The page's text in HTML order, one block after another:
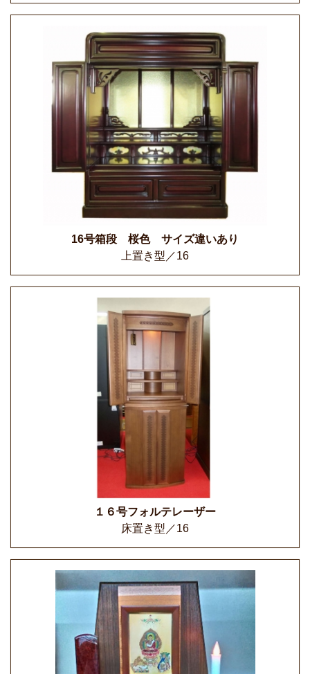
16号箱段 桜色 サイズ違いあり
上置き型／16
１６号フォルテレーザー
床置き型／16